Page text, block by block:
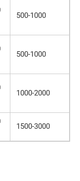
500-1000
500-1000
1000-2000
1500-3000